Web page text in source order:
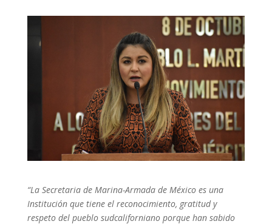
“La Secretaria de Marina-Armada de México es una
Institución que tiene el reconocimiento, gratitud y
respeto del pueblo sudcaliforniano porque han sabido